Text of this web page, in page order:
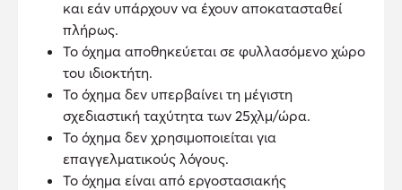
και εάν υπάρχουν να έχουν αποκατασταθεί
πλήρως.
Το όχημα αποθηκεύεται σε φυλλασόμενο χώρο
του ιδιοκτήτη.
Το όχημα δεν υπερβαίνει τη μέγιστη
σχεδιαστική ταχύτητα των 25χλμ/ώρα.
Το όχημα δεν χρησιμοποιείται για
επαγγελματικούς λόγους.
Το όχημα είναι από εργοστασιακής